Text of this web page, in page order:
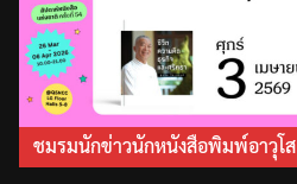
ชมรมนักข่าวนักหนังสือพิมพ์อาวุโส